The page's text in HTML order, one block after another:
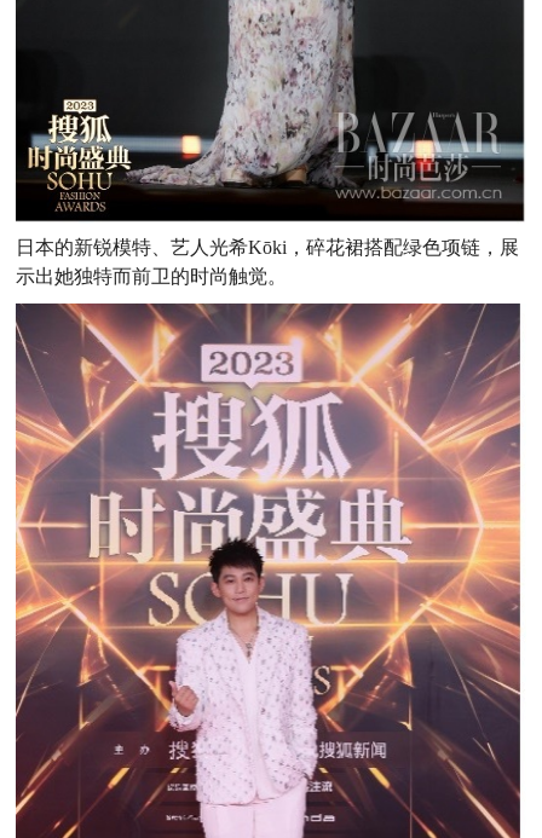
日本的新锐模特、艺人光希Kōki，碎花裙搭配绿色项链，展
示出她独特而前卫的时尚触觉。